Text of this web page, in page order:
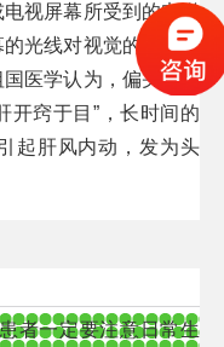
视屏幕所受到的电磁
光线对视觉的刺激时
医学认为，偏头痛与
开窍于目”，长时间的
起肝风内动，发为头
者一定要注意日常生